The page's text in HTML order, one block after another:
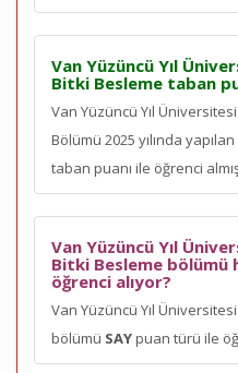
Van Yüzüncü Yıl
Bitki Besleme taban
Van Yüzüncü Yıl
Bölümü 2025 yılında
taban puanı ile öğrenci
Van Yüzüncü Yıl
Bitki Besleme bölümü
öğrenci alıyor?
Van Yüzüncü Yıl
bölümü SAYpuan türü ile